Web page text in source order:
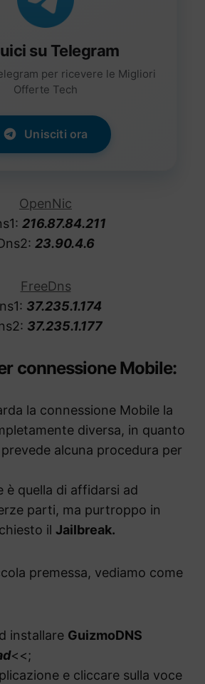
su Telegram
per ricevere le Migliori
Offerte Tech
Unisciti ora
OpenNic
216.87.84.211
23.90.4.6
FreeDns
37.235.1.174
37.235.1.177
connessione Mobile:
la connessione Mobile la
diversa, in quanto
alcuna procedura per
è quella di affidarsi ad
parti, ma purtroppo in
il Jailbreak.
premessa, vediamo come
installare GuizmoDNS
<<;
e cliccare sulla voce